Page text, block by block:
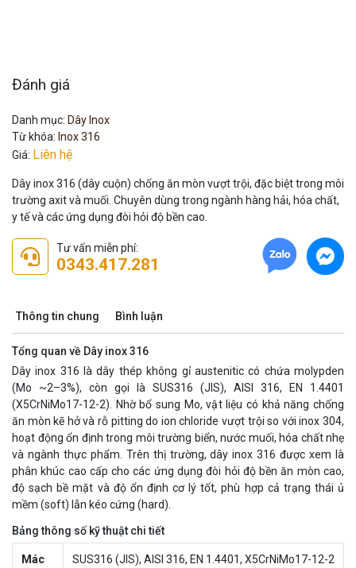
Đánh giá
Danh mục: Dây Inox
Từ khóa: Inox 316
Giá: Liên hệ
Dây inox 316 (dây cuộn) chống ăn mòn vượt trội, đặc biệt trong môi
trường axit và muối. Chuyên dùng trong ngành hàng hải, hóa chất,
y tế và các ứng dụng đòi hỏi độ bền cao.
Tư vấn miễn phí:
0343.417.281
Thông tin chung Bình luận
Tổng quan về Dây inox 316
Dây inox 316 là dây thép không gỉ austenitic có chứa molypden
(Mo ~2–3%), còn gọi là SUS316 (JIS), AISI 316, EN 1.4401
(X5CrNiMo17-12-2). Nhờ bổ sung Mo, vật liệu có khả năng chống
ăn mòn kẽ hở và rỗ pitting do ion chloride vượt trội so với inox 304,
hoạt động ổn định trong môi trường biển, nước muối, hóa chất nhẹ
và ngành thực phẩm. Trên thị trường, dây inox 316 được xem là
phân khúc cao cấp cho các ứng dụng đòi hỏi độ bền ăn mòn cao,
độ sạch bề mặt và độ ổn định cơ lý tốt, phù hợp cả trạng thái ủ
mềm (soft) lẫn kéo cứng (hard).
Bảng thông số kỹ thuật chi tiết
Mác
SUS316 (JIS), AISI 316, EN 1.4401, X5CrNiMo17-12-2